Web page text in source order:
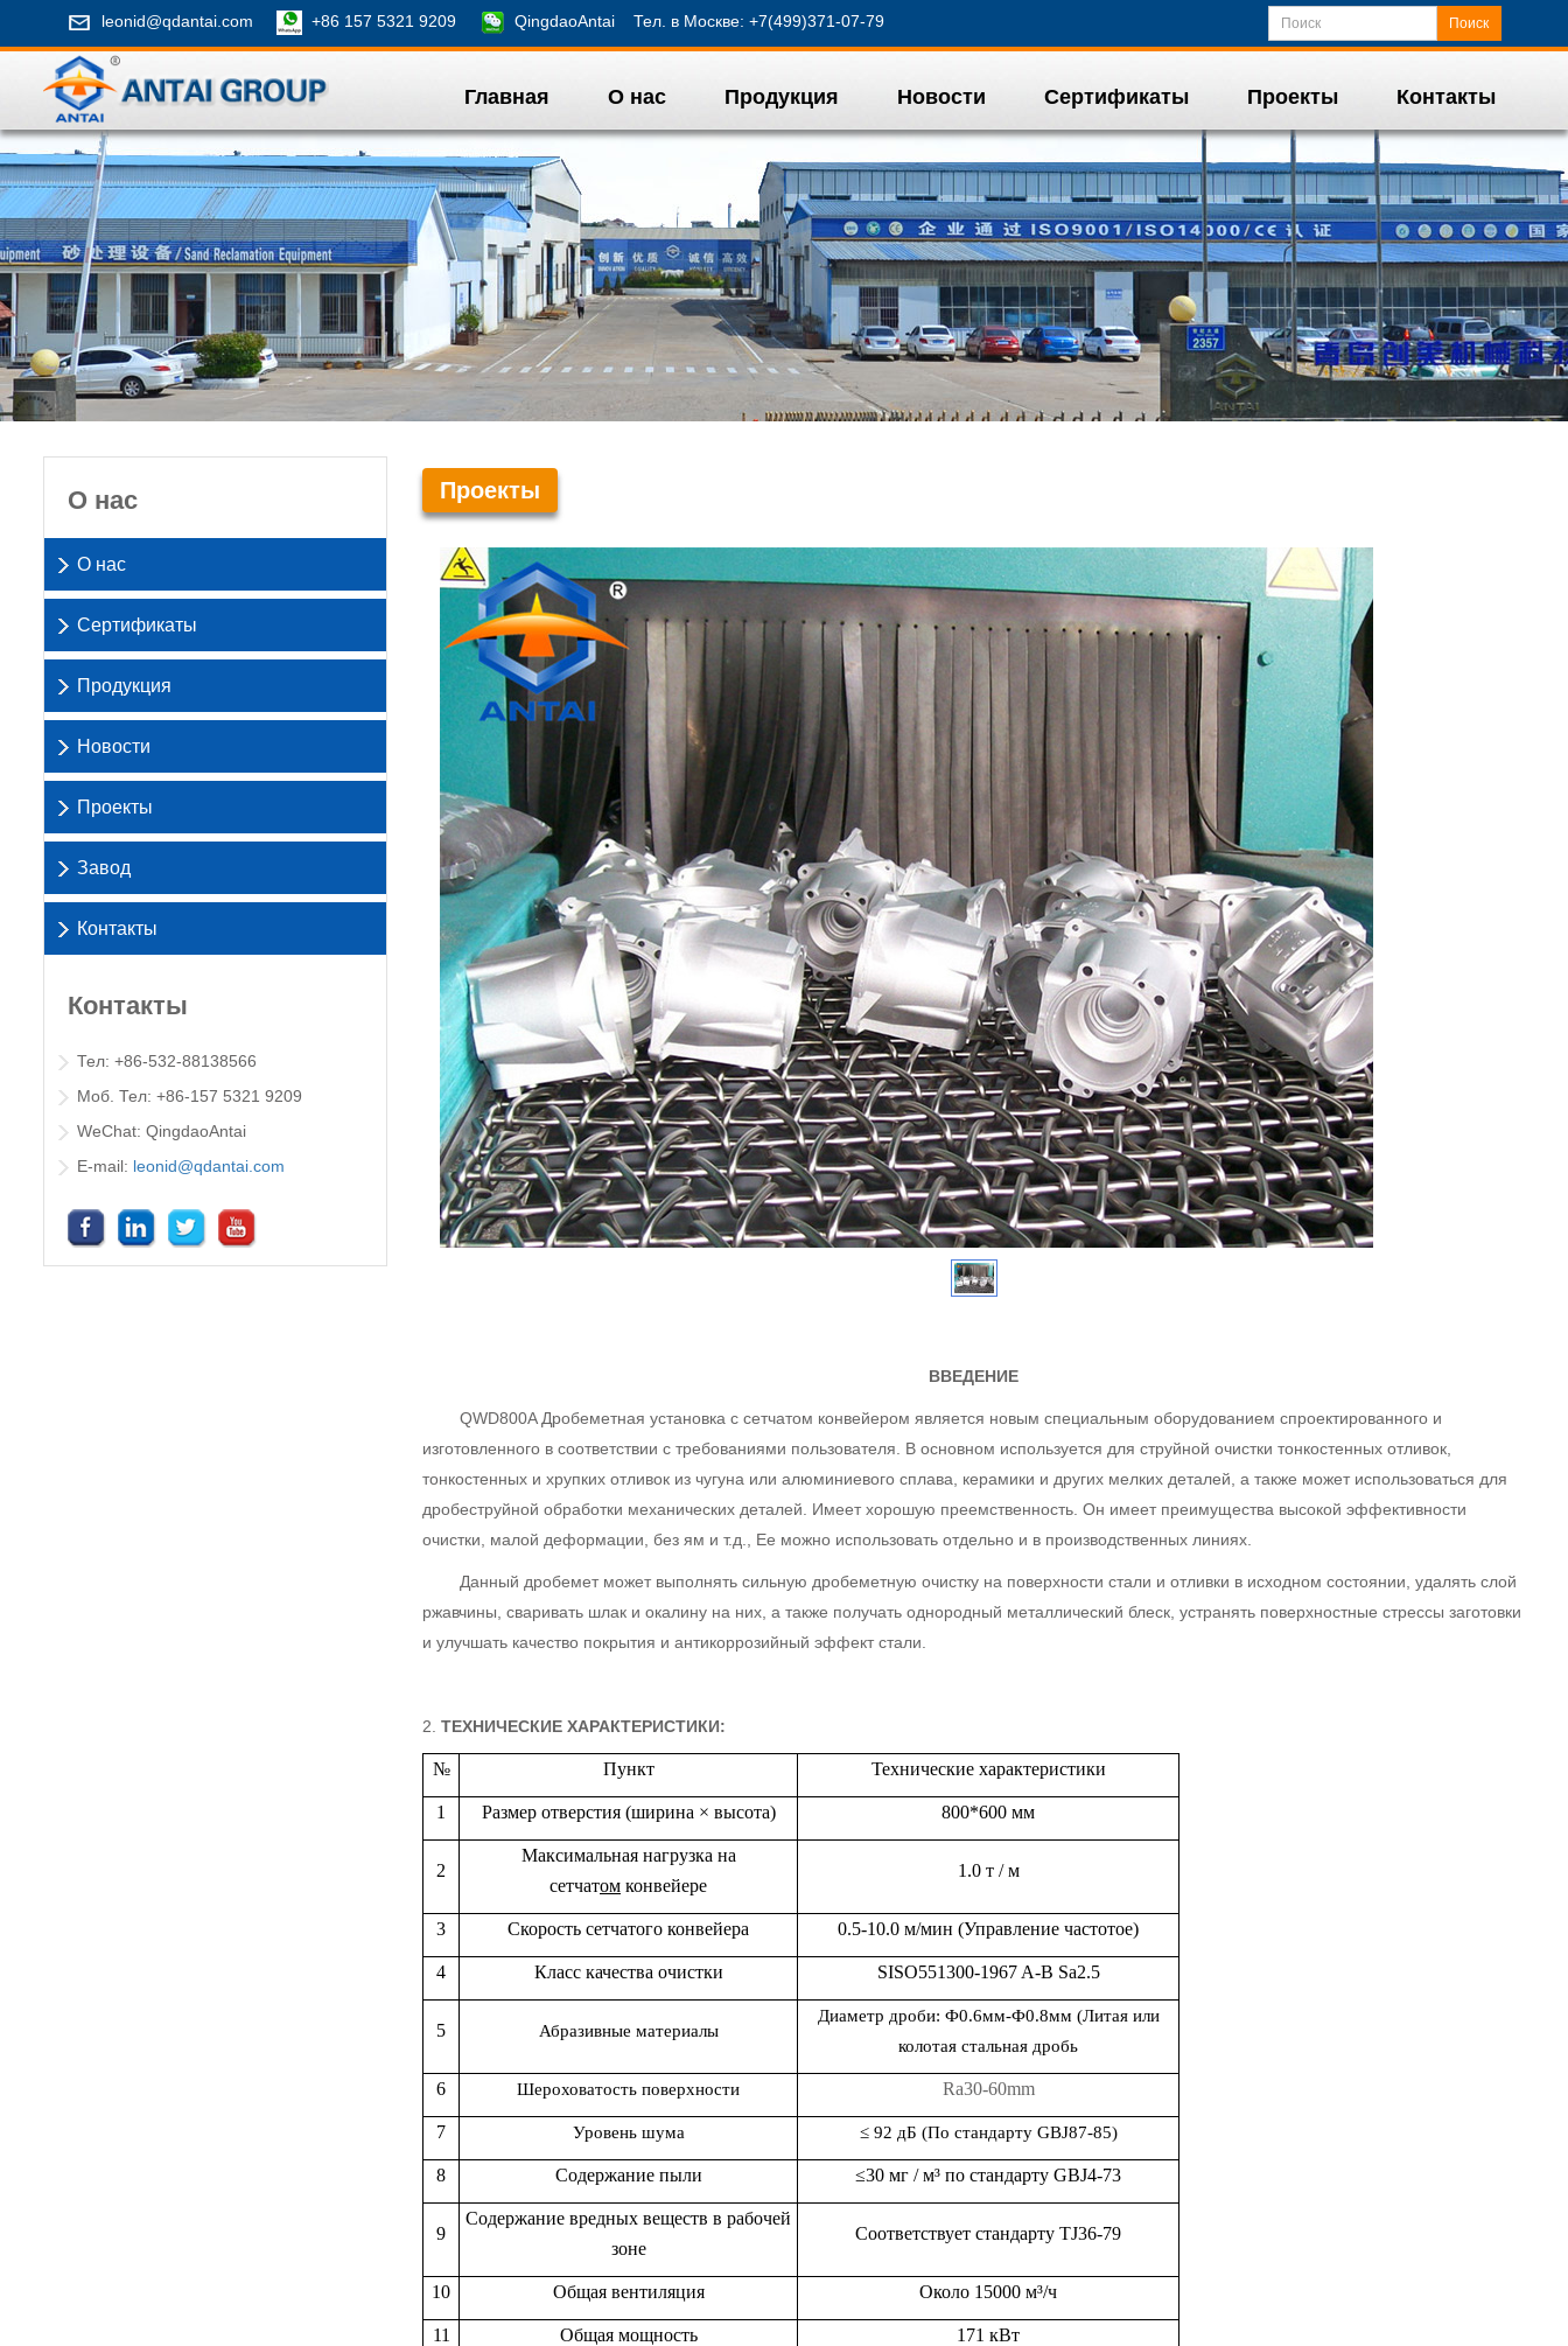
leonid@qdantai.com +86 157 5321 9209 QingdaoAntai Тел. в Москве: +7(499)371-07-79 Поиск
Главная О нас Продукция Новости Сертификаты Проекты Контакты
Проекты
ВВЕДЕНИЕ
QWD800A Дробеметная установка с сетчатом конвейером является новым специальным оборудованием спроектированного и
изготовленного в соответствии с требованиями пользователя. В основном используется для струйной очистки тонкостенных отливок,
тонкостенных и хрупких отливок из чугуна или алюминиевого сплава, керамики и других мелких деталей, а также может использоваться для
дробеструйной обработки механических деталей. Имеет хорошую преемственность. Он имеет преимущества высокой эффективности
очистки, малой деформации, без ям и т.д., Ее можно использовать отдельно и в производственных линиях.
Данный дробемет может выполнять сильную дробеметную очистку на поверхности стали и отливки в исходном состоянии, удалять слой
ржавчины, сваривать шлак и окалину на них, а также получать однородный металлический блеск, устранять поверхностные стрессы заготовки
и улучшать качество покрытия и антикоррозийный эффект стали.
2. ТЕХНИЧЕСКИЕ ХАРАКТЕРИСТИКИ:
№ Пункт Технические характеристики
1 Размер отверстия (ширина × высота) 800*600 мм
2
Максимальная нагрузка на
сетчатом конвейере
1.0 т / м
3 Скорость сетчатого конвейера 0.5-10.0 м/мин (Управление частотое)
4 Класс качества очистки SISO551300-1967 A-B Sa2.5
5 Абразивные материалы
Диаметр дроби: Ф0.6мм-Ф0.8мм (Литая или
колотая стальная дробь
6 Шероховатость поверхности Ra30-60mm
7 Уровень шума ≤ 92 дБ (По стандарту GBJ87-85)
8 Содержание пыли ≤30 мг / м³ по стандарту GBJ4-73
9
Содержание вредных веществ в рабочей
зоне
Соответствует стандарту TJ36-79
10 Общая вентиляция Около 15000 м³/ч
11 Общая мощность 171 кВт
О нас
О нас
Сертификаты
Продукция
Новости
Проекты
Завод
Контакты
Контакты
Тел: +86-532-88138566
Моб. Тел: +86-157 5321 9209
WeChat: QingdaoAntai
E-mail: leonid@qdantai.com